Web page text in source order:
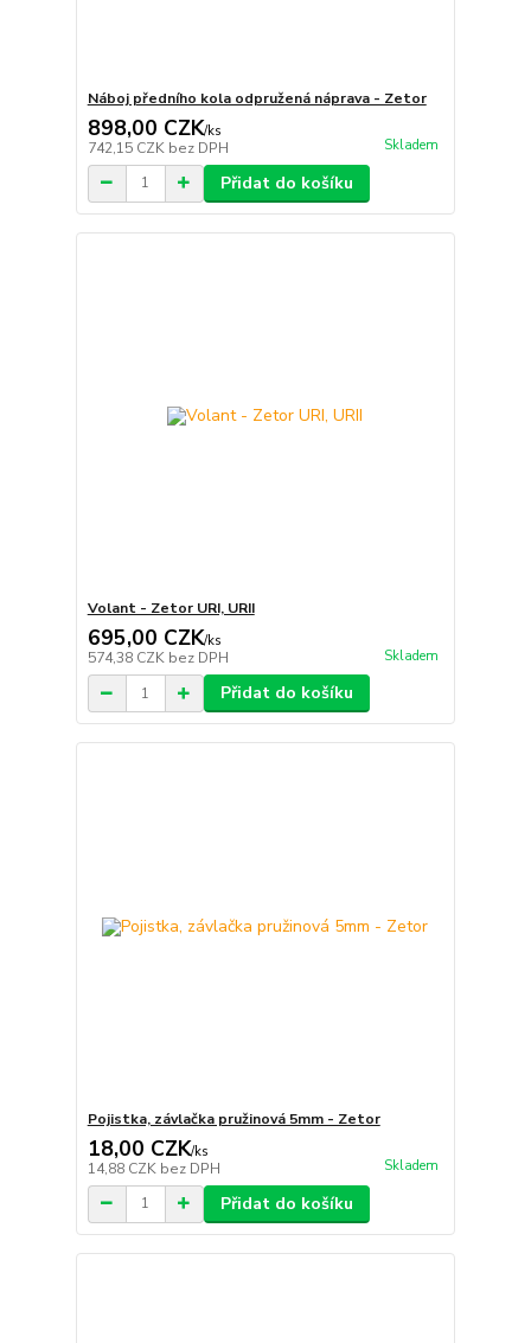
Náboj předního kola odpružená náprava - Zetor
898,00 CZK/ks
742,15 CZK bez DPH Skladem
Přidat do košíku
Volant - Zetor URI, URII
695,00 CZK/ks
574,38 CZK bez DPH Skladem
Přidat do košíku
Pojistka, závlačka pružinová 5mm - Zetor
18,00 CZK/ks
14,88 CZK bez DPH Skladem
Přidat do košíku